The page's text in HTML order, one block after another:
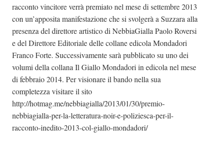
racconto vincitore verrà premiato nel mese di settembre 2013
con un’apposita manifestazione che si svolgerà a Suzzara alla
presenza del direttore artistico di NebbiaGialla Paolo Roversi
e del Direttore Editoriale delle collane edicola Mondadori
Franco Forte. Successivamente sarà pubblicato su uno dei
volumi della collana Il Giallo Mondadori in edicola nel mese
di febbraio 2014. Per visionare il bando nella sua
completezza visitare il sito
http://hotmag.me/nebbiagialla/2013/01/30/premio-
nebbiagialla-per-la-letteratura-noir-e-poliziesca-per-il-
racconto-inedito-2013-col-giallo-mondadori/